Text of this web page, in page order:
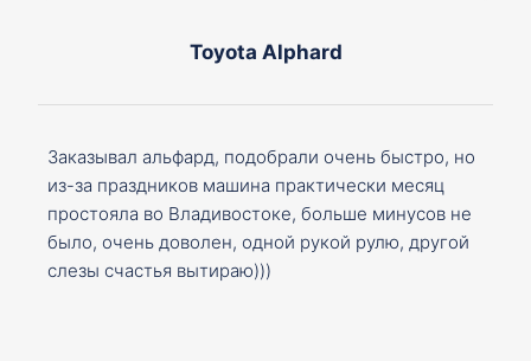
Toyota Alphard
Заказывал альфард, подобрали очень быстро, но
из-за праздников машина практически месяц
простояла во Владивостоке, больше минусов не
было, очень доволен, одной рукой рулю, другой
слезы счастья вытираю)))